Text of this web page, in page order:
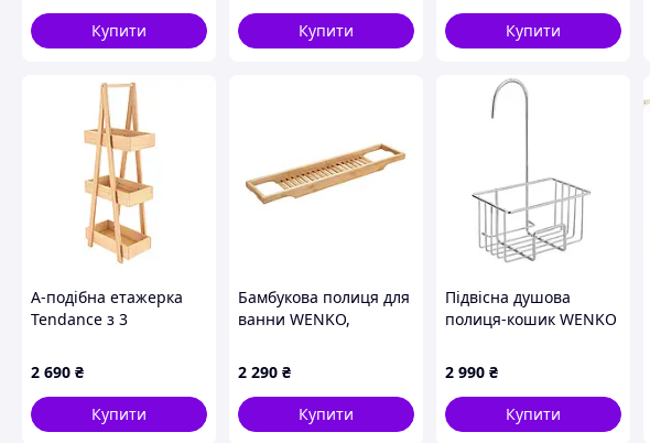
Купити
Купити
Купити
А-подібна етажерка
Tendance з 3
см, чорний
2 690 ₴
Купити
Бамбукова полиця для
ванни WENKO,
коричнева
2 290 ₴
Купити
Підвісна душова
полиця-кошик WENKO
сталь, 18×13 см,
срібляста
2 990 ₴
Купити